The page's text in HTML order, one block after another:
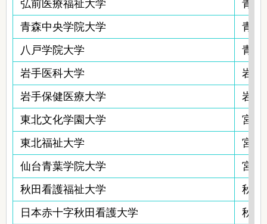
弘前医療福祉大学
青森
青森中央学院大学
青森
八戸学院大学
青森
岩手医科大学
岩手
岩手保健医療大学
岩手
東北文化学園大学
宮城
東北福祉大学
宮城
仙台青葉学院大学
宮城
秋田看護福祉大学
秋田
日本赤十字秋田看護大学
秋田